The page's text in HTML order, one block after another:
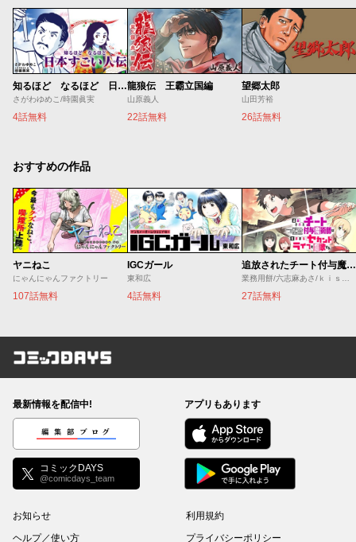
知るほど なるほど 日本すごい人伝
さがわゆめこ/時園眞実
4話無料
龍狼伝 王霸立国編
山原義人
22話無料
望郷太郎
山田芳裕
26話無料
おすすめの作品
ヤニねこ
にゃんにゃんファクトリー
107話無料
IGCガール
東和広
4話無料
追放されたチート付与魔術師は気ままなセカンドライフを謳歌する。 ～俺は武器だけじゃなく、あらゆるものに『強化ポイント』を付与できるし、俺の意思でいつでも効果を解除できるけど、残った人たち大丈夫？～
業務用餅/六志麻あさ/ｋｉｓｕｉ
27話無料
コミックDAYS
最新情報を配信中!
編集部ブログ
コミックDAYS
@comicdays_team
アプリもあります
お知らせ
ヘルプ／使い方
利用規約
プライバシーポリシー